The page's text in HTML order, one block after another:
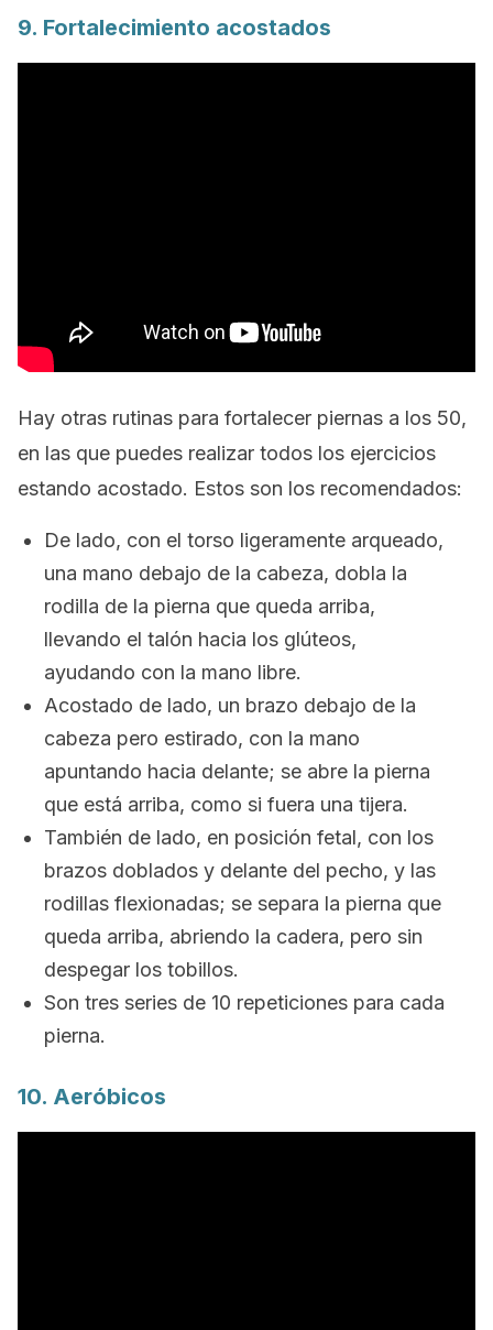
9. Fortalecimiento acostados
Hay otras rutinas para fortalecer piernas a los 50,
en las que puedes realizar todos los ejercicios
estando acostado. Estos son los recomendados:
De lado, con el torso ligeramente arqueado,
una mano debajo de la cabeza, dobla la
rodilla de la pierna que queda arriba,
llevando el talón hacia los glúteos,
ayudando con la mano libre.
Acostado de lado, un brazo debajo de la
cabeza pero estirado, con la mano
apuntando hacia delante; se abre la pierna
que está arriba, como si fuera una tijera.
También de lado, en posición fetal, con los
brazos doblados y delante del pecho, y las
rodillas flexionadas; se separa la pierna que
queda arriba, abriendo la cadera, pero sin
despegar los tobillos.
Son tres series de 10 repeticiones para cada
pierna.
10. Aeróbicos